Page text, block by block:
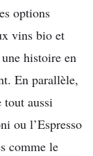
options
vins bio et
histoire en
En parallèle,
tout aussi
ou l’Espresso
comme le